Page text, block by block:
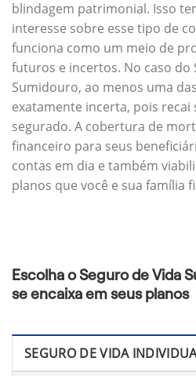
blindagem patrimonial. Isso
interesse sobre esse tipo de
funciona como um meio de
futuros e incertos. No caso do
Sumidouro, ao menos uma
exatamente incerta, pois
segurado. A cobertura de
financeiro para seus
contas em dia e também
planos que você e sua família
Escolha o Seguro de Vida
se encaixa em seus planos
SEGURO DE VIDA